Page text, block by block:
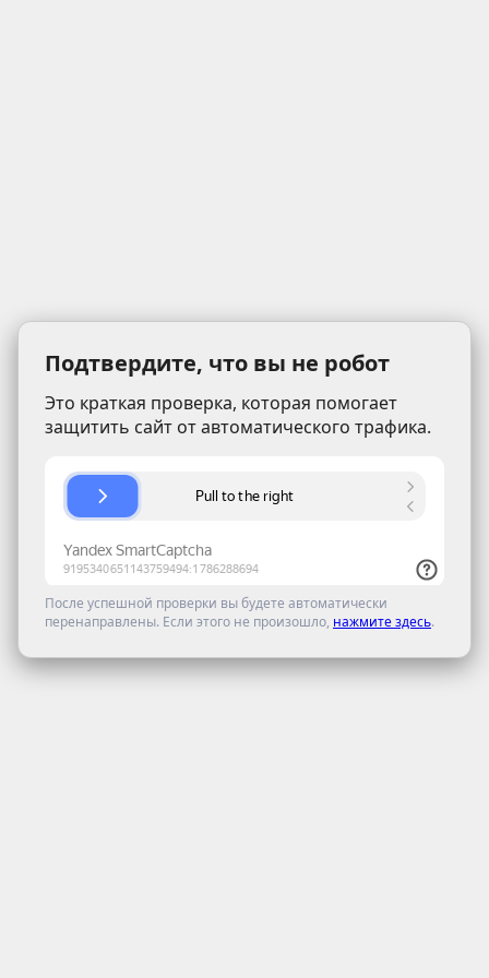
Подтвердите, что вы не робот
Это краткая проверка, которая помогает
защитить сайт от автоматического трафика.
После успешной проверки вы будете автоматически
перенаправлены. Если этого не произошло, нажмите здесь.